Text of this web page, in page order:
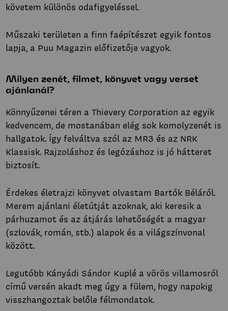
követem különös odafigyeléssel.
Műszaki területen a finn faépítészet egyik fontos
lapja, a Puu Magazin előfizetője vagyok.
Milyen zenét, filmet, könyvet vagy verset
ajánlanál?
Könnyűzenei téren a Thievery Corporation az egyik
kedvencem, de mostanában elég sok komolyzenét is
hallgatok. Így felváltva szól az MR3 és az NRK
Klassisk. Rajzoláshoz és legózáshoz is jó hátteret
biztosít.
Érdekes életrajzi könyvet olvastam Bartók Béláról.
Merem ajánlani életútját azoknak, aki keresik a
párhuzamot és az átjárás lehetőségét a magyar
(szlovák, román, stb.) alapok és a világszínvonal
között.
Legutóbb Kányádi Sándor Kuplé a vörös villamosról
című versén akadt meg úgy a fülem, hogy napokig
visszhangoztak belőle félmondatok.